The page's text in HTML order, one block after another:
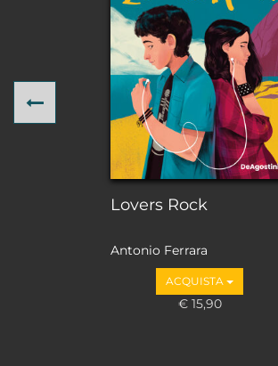
Lovers Rock
Antonio Ferrara
ACQUISTA
€ 15,90
Previous